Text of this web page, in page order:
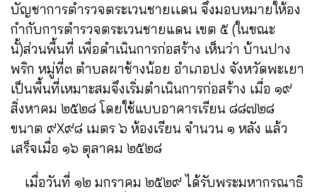
บัญชาการตำรวจตระเวนชายเเดน จึงมอบหมายให้อง
กำกับการตำรวจตระเวนชายแดน เขต ๕ (ในขณะ
นั้)ส่วนพื้นที่ เพื่อดำเนินการก่อสร้าง เห็นว่า บ้านปาง
พริก หมู่ที่๓ ตำบลผาช้างน้อย อำเภอปง จังหวัดพะเยา
เป็นพื้นที่เหมาะสมจึงเริ่มตำเนินการก่อสร้าง เมื่อ ๑๙
สิ่งหาคม ๒๕๒๘ โดยใช้แบบอาคารเรียน ๘๘๗๒๘
ขนาต ๙X๙๘ เมตร ๖ ห้องเรียน จำนวน ๑ หลัง แล้ว
เสร็จเมื่อ ๑๖ ตุลาคม ๒๕๒๘
เมื่อวันที่ ๑๒ มกราคม ๒๕๒๙ ได้รับพระมหากรณาธิ